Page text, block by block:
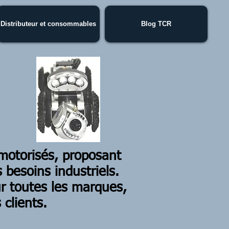
Distributeur et consommables Blog TCR
proposant
besoins industriels.
toutes les marques,
clients.